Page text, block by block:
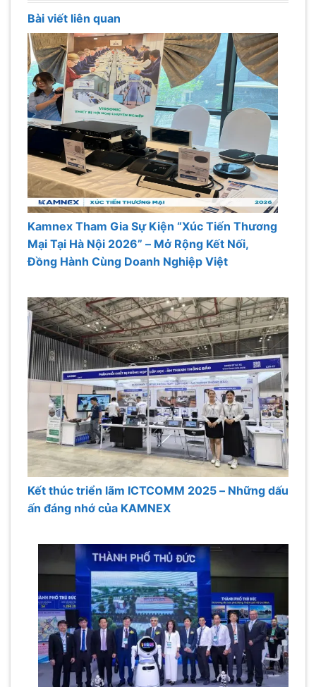
Bài viết liên quan
Kamnex Tham Gia Sự Kiện “Xúc Tiến Thương
Mại Tại Hà Nội 2026” – Mở Rộng Kết Nối,
Đồng Hành Cùng Doanh Nghiệp Việt
Kết thúc triển lãm ICTCOMM 2025 – Những dấu
ấn đáng nhớ của KAMNEX